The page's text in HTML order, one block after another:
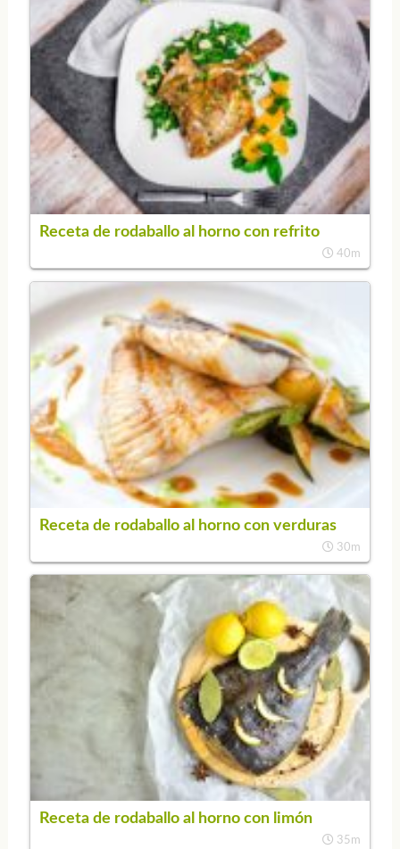
Receta de rodaballo al horno con refrito
40m
Receta de rodaballo al horno con verduras
30m
Receta de rodaballo al horno con limón
35m